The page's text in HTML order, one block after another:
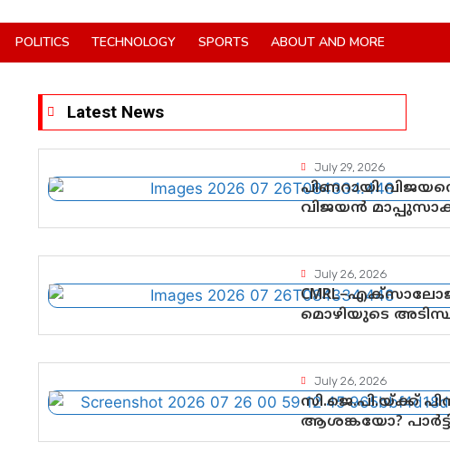
POLITICS TECHNOLOGY SPORTS ABOUT AND MORE
Latest News
July 29, 2026
പിണറായി
വിജയൻ
നിർണായക
July 26, 2026
മൊഴിയുടെ
ചെയ്യുന്നതിൽ
July 26, 2026
സി.ജെ.പി.യ്ക്ക്
ആശങ്കയോ?
വിലയിരുത്തൽ